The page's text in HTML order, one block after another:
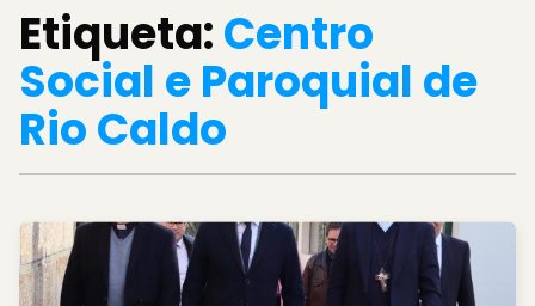
Etiqueta:Centro
Social e Paroquial de
Rio Caldo